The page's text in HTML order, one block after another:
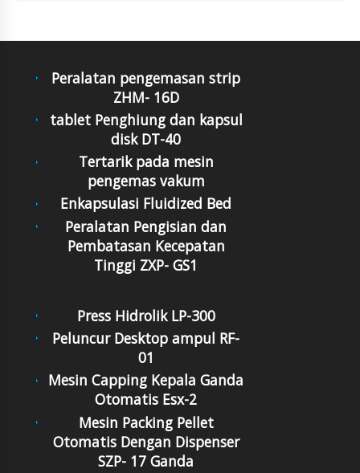
Peralatan pengemasan strip
ZHM- 16D
tablet Penghiung dan kapsul
disk DT-40
Tertarik pada mesin
pengemas vakum
Enkapsulasi Fluidized Bed
Peralatan Pengisian dan
Pembatasan Kecepatan
Tinggi ZXP- GS1
Press Hidrolik LP-300
Peluncur Desktop ampul RF-
01
Mesin Capping Kepala Ganda
Otomatis Esx-2
Mesin Packing Pellet
Otomatis Dengan Dispenser
SZP- 17 Ganda